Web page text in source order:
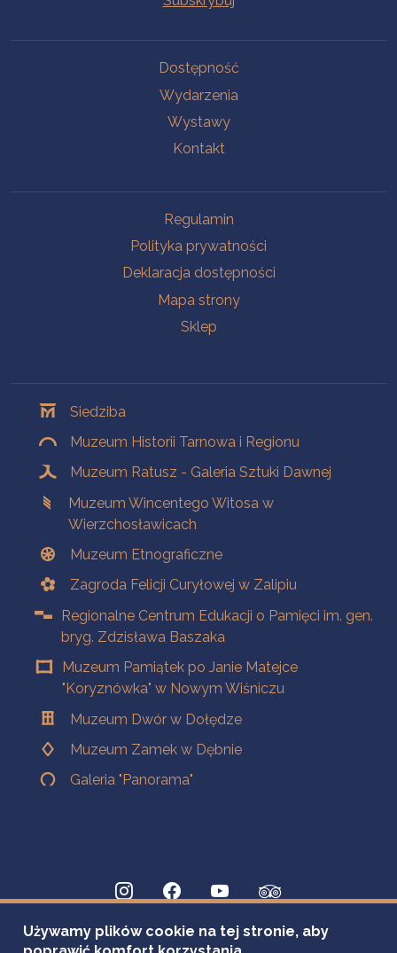
Dostępność
Wydarzenia
Wystawy
Kontakt
Regulamin
Polityka prywatności
Deklaracja dostępności
Mapa strony
Sklep
Siedziba
Muzeum Historii Tarnowa i Regionu
Muzeum Ratusz - Galeria Sztuki Dawnej
Muzeum Wincentego Witosa w
Wierzchosławicach
Muzeum Etnograficzne
Zagroda Felicji Curyłowej w Zalipiu
Regionalne Centrum Edukacji o Pamięci im. gen.
bryg. Zdzisława Baszaka
Muzeum Pamiątek po Janie Matejce
"Koryznówka" w Nowym Wiśniczu
Muzeum Dwór w Dołędze
Muzeum Zamek w Dębnie
Galeria "Panorama"
Używamy plików cookie na tej stronie, aby